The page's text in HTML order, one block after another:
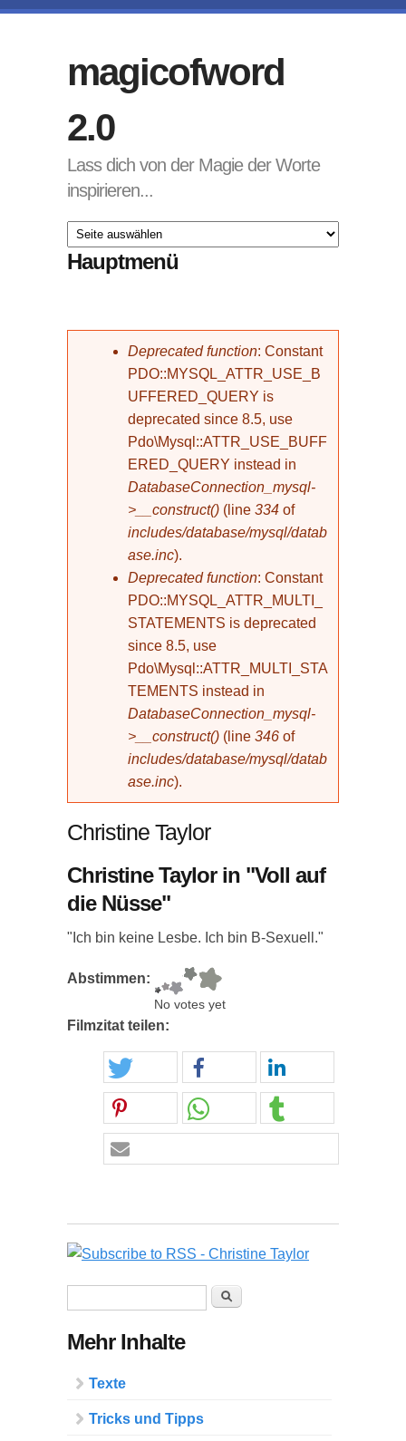
magicofword
2.0
Lass dich von der Magie der Worte
inspirieren...
Hauptmenü
Fehlermeldung
Deprecated function: Constant
PDO::MYSQL_ATTR_USE_B
UFFERED_QUERY is
deprecated since 8.5, use
Pdo\Mysql::ATTR_USE_BUFF
ERED_QUERY instead in
DatabaseConnection_mysql-
>__construct() (line 334 of
includes/database/mysql/datab
ase.inc).
Deprecated function: Constant
PDO::MYSQL_ATTR_MULTI_
STATEMENTS is deprecated
since 8.5, use
Pdo\Mysql::ATTR_MULTI_STA
TEMENTS instead in
DatabaseConnection_mysql-
>__construct() (line 346 of
includes/database/mysql/datab
ase.inc).
Christine Taylor
Christine Taylor in "Voll auf
die Nüsse"
"Ich bin keine Lesbe. Ich bin B-Sexuell."
Abstimmen:
No votes yet
Filmzitat teilen:
Suche
Mehr Inhalte
Texte
Tricks und Tipps